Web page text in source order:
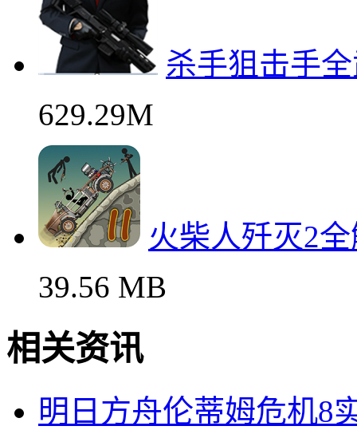
杀手狙击手
629.29M
火柴人歼灭2
39.56 MB
相关资讯
明日方舟伦蒂姆危机8